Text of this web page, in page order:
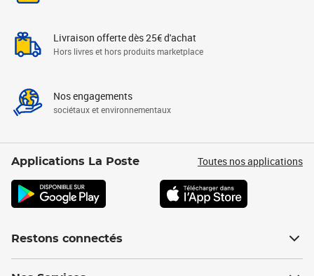
Livraison offerte dès 25€ d'achat
Hors livres et hors produits marketplace
Nos engagements
sociétaux et environnementaux
Applications La Poste Toutes nos applications
Restons connectés